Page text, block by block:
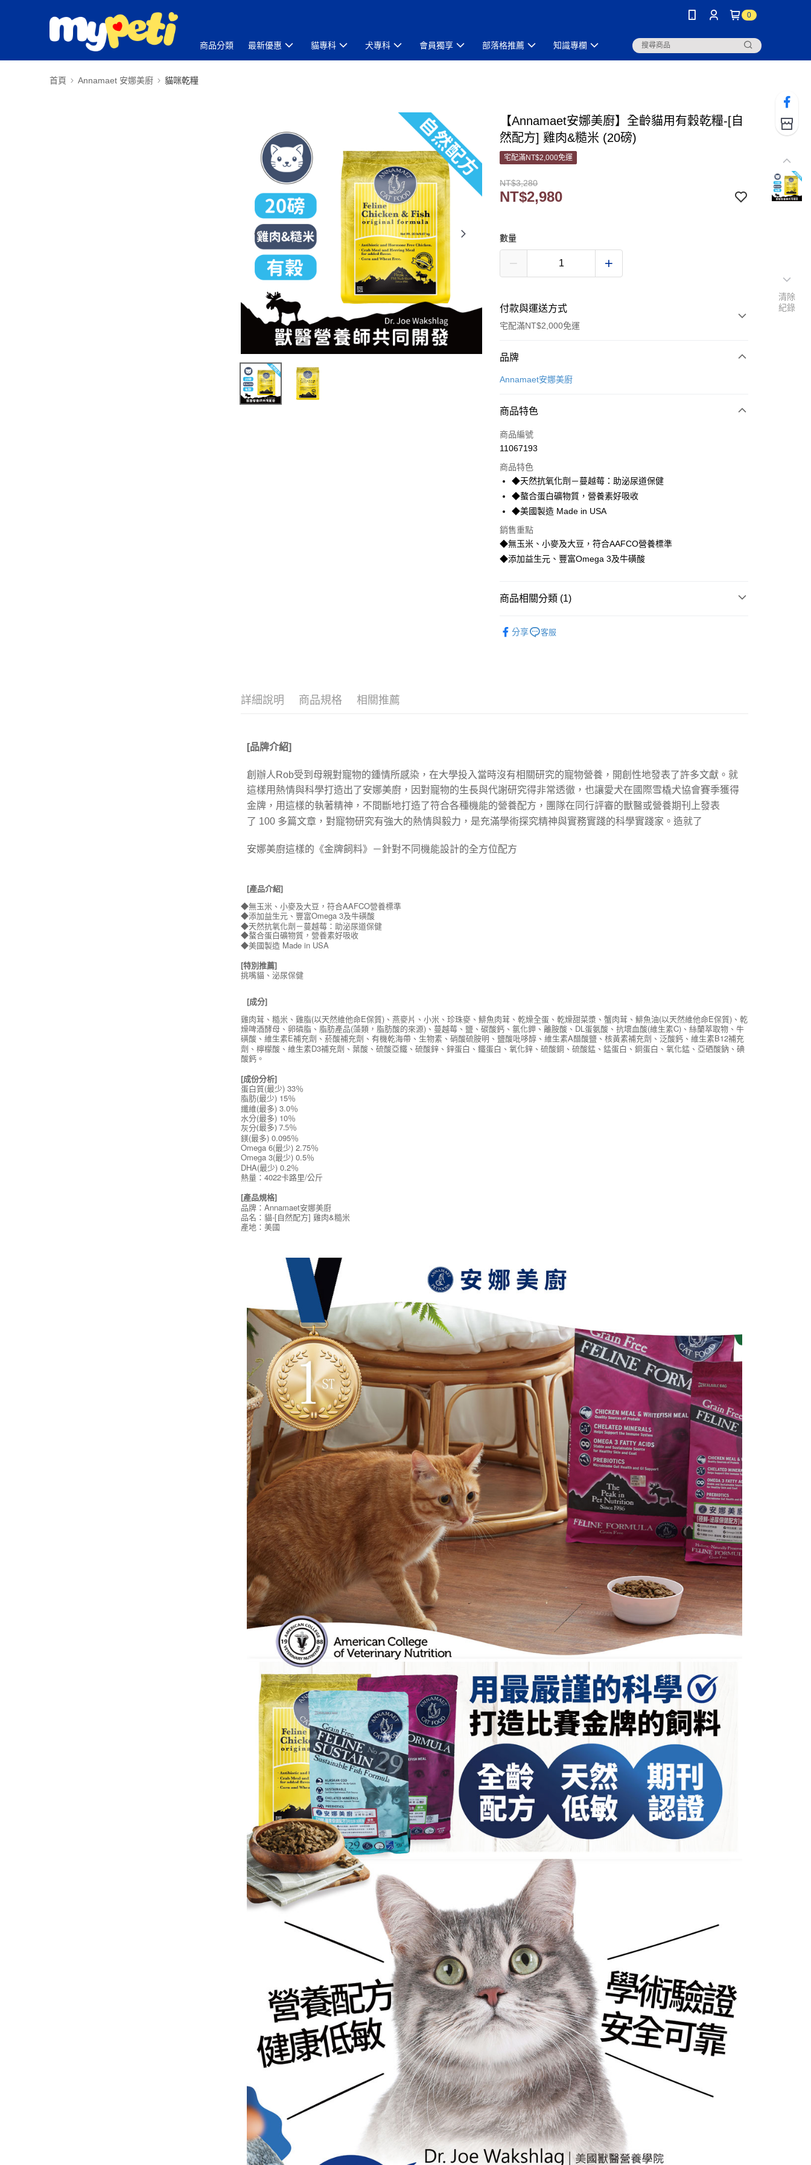
0
商品分類 最新優惠 貓專科 犬專科 會員獨享 部落格推薦 知識專欄
首頁 Annamaet 安娜美廚 貓咪乾糧
【Annamaet安娜美廚】全齡貓用有穀乾糧-[自
然配方] 雞肉&糙米 (20磅)
宅配滿NT$2,000免運
NT$3,280
NT$2,980
數量
付款與運送方式
宅配滿NT$2,000免運
付款方式
信用卡一次付款
合作金庫商業銀行
華南商業銀行
上海商業儲蓄銀行
國泰世華商業銀行
兆豐國際商業銀行
臺灣中小企業銀行
台中商業銀行
匯豐（台灣）商業銀行
聯邦商業銀行
元大商業銀行
玉山商業銀行
星展（台灣）商業銀行
台新國際商業銀行
中國信託商業銀行
6 期 0 利率 每期
華南商業銀行
上海商業儲蓄銀行
台北富邦商業銀行
國泰世華商業銀行
兆豐國際商業銀行
臺灣中小企業銀行
聯邦商業銀行
元大商業銀行
永豐商業銀行
玉山商業銀行
星展（台灣）商業銀行
合作金庫商業銀行
第一商業銀行
華南商業銀行
彰化商業銀行
上海商業儲蓄銀行
台北富邦商業銀行
國泰世華商業銀行
臺灣中小企業銀行
匯豐（台灣）商業銀行
華泰商業銀行
元大商業銀行
永豐商業銀行
台灣樂天信用卡公司
24 期 0 利率 每期
合作金庫商業銀行
第一商業銀行
華南商業銀行
上海商業儲蓄銀行
兆豐國際商業銀行
台中商業銀行
匯豐（台灣）商業銀行
華泰商業銀行
聯邦商業銀行
星展（台灣）商業銀行
LINE Pay
Apple Pay
貨到付款
新竹物流
品牌
Annamaet安娜美廚
商品特色
商品編號
11067193
商品特色
◆天然抗氧化劑－蔓越莓：助泌尿道保健
◆螯合蛋白礦物質，營養素好吸收
◆美國製造 Made in USA
銷售重點
◆無玉米、小麥及大豆，符合AAFCO營養標準
◆添加益生元、豐富Omega 3及牛磺酸
商品相關分類 (1)
分享
客服
詳細說明 商品規格 相關推薦
[品牌介紹]
創辦人 Rob受到母親對寵物的鍾情所感染，在大學投入當時沒有相關研究的寵物營養，開創性地發表了許多文獻。就
這樣用熱情與科學打造出了安娜美廚，因對寵物的生長與代謝研究得非常透徹，也讓愛犬在國際雪橇犬協會賽季獲得
金牌，用這樣的執著精神，不間斷地打造了符合各種機能的營養配方，團隊在同行評審的獸醫或營養期刊上發表
了 100 多篇文章，對寵物研究有強大的熱情與毅力，是充滿學術探究精神與實務實踐的科學實踐家。造就了
安娜美廚這樣的《金牌飼料》 －針對不同機能設計的全方位配方
[產品介紹]
◆無玉米、小麥及大豆，符合AAFCO營養標準
◆添加益生元、豐富Omega 3及牛磺酸
◆天然抗氧化劑－蔓越莓：助泌尿道保健
◆螯合蛋白礦物質， 營養素好吸收
◆美國製造 Made in USA
[特別推薦]
挑嘴貓、泌尿保健
[成分]
雞肉茸、糙米、雞脂(以天然維他命E保質)、燕麥片、小米、珍珠麥、鯡魚肉茸、乾燥全蛋、乾燥甜菜漿、蟹肉茸、鯡魚油(以天然維他命E保質)、乾
燥啤酒酵母、卵磷脂、脂肪產品(藻類，脂肪酸的來源)、蔓越莓、鹽、碳酸鈣、氯化鉀、離胺酸、DL蛋氨酸、抗壞血酸(維生素C)、絲蘭萃取物、牛
磺酸、維生素E補充劑、菸酸補充劑、有機乾海帶、生物素、硝酸硫胺明、鹽酸吡哆醇、維生素A醋酸鹽、核黃素補充劑、泛酸鈣、維生素B12補充
劑、檸檬酸、維生素D3補充劑、葉酸、硫酸亞鐵、硫酸鋅、鋅蛋白、鐵蛋白、氧化鋅、硫酸銅、硫酸錳、錳蛋白、銅蛋白、氧化錳、亞硒酸鈉、碘
酸鈣 。
[成份分析]
蛋白質(最少) 33％
脂肪(最少) 15％
纖維(最多) 3.0％
水分(最多) 10％
灰分(最多) 7.5％
鎂(最多) 0.095％
Omega 6(最少) 2.75％
Omega 3(最少) 0.5％
DHA(最少) 0.2％
熱量：4022卡路里/公斤
[產品規格]
品牌：Annamaet安娜美廚
品名：貓-[自然配方] 雞肉&糙米
產地：美國
清除
紀錄